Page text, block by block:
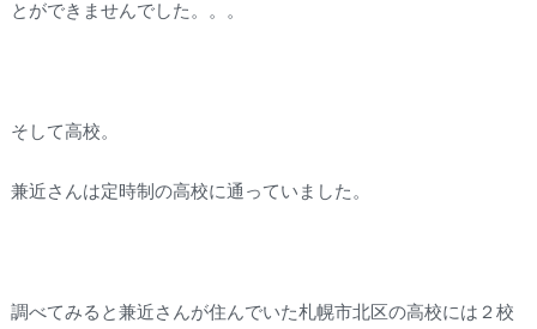
とができませんでした。。。
そして高校。
兼近さんは定時制の高校に通っていました。
調べてみると兼近さんが住んでいた札幌市北区の高校には２校